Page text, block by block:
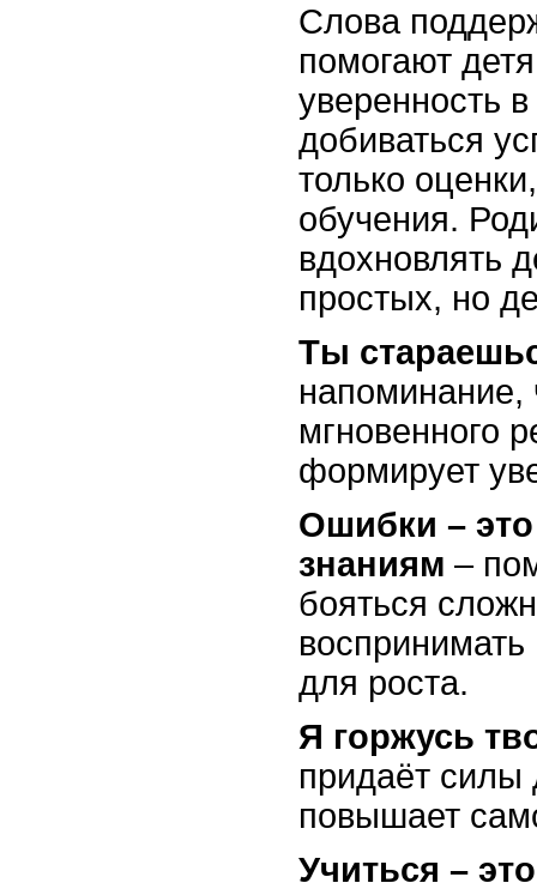
Слова
помогают
уверенность
добиваться
только
обучения.
вдохновлять
простых, но
Ты
напоминание,
мгновенного
формирует
Ошибки – это
знаниям –
бояться
воспринимать
для роста.
Я горжусь
придаёт силы
повышает
Учиться –